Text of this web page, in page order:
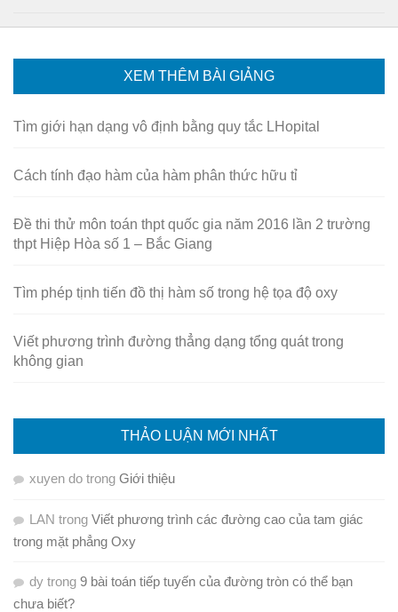
XEM THÊM BÀI GIẢNG
Tìm giới hạn dạng vô định bằng quy tắc LHopital
Cách tính đạo hàm của hàm phân thức hữu tỉ
Đề thi thử môn toán thpt quốc gia năm 2016 lần 2 trường
thpt Hiệp Hòa số 1 – Bắc Giang
Tìm phép tịnh tiến đồ thị hàm số trong hệ tọa độ oxy
Viết phương trình đường thẳng dạng tổng quát trong
không gian
THẢO LUẬN MỚI NHẤT
xuyen do trong Giới thiệu
LAN trong Viết phương trình các đường cao của tam giác
trong mặt phẳng Oxy
dy trong 9 bài toán tiếp tuyến của đường tròn có thể bạn
chưa biết?